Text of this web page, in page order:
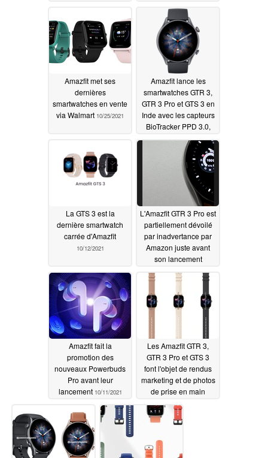
Amazfit met ses
dernières
smartwatches en vente
via Walmart 10/25/2021
Amazfit lance les
smartwatches GTR 3,
GTR 3 Pro et GTS 3 en
Inde avec les capteurs
BioTracker PPD 3.0,
une autonomie de 12
jours et plus de 150
modes d'entraînement
à partir de ₹13,999
10/21/2021
La GTS 3 est la
dernière smartwatch
carrée d'Amazfit
10/12/2021
L'Amazfit GTR 3 Pro est
partiellement dévoilé
par inadvertance par
Amazon juste avant
son lancement
10/11/2021
Amazfit fait la
promotion des
nouveaux Powerbuds
Pro avant leur
lancement 10/11/2021
Les Amazfit GTR 3,
GTR 3 Pro et GTS 3
font l'objet de rendus
marketing et de photos
de prise en main
10/08/2021